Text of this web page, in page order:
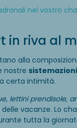
nel vostro
in riva al
alla
nostre
certa intimità.
lettini prendisole,
vacanze. Lo
tutta la